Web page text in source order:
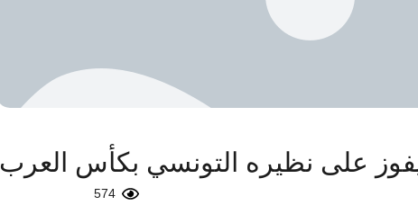
على نظيره التونسي بكأس العرب
574